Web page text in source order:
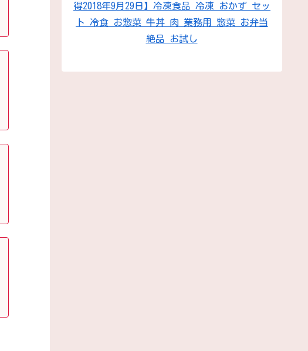
得2018年9月29日】冷凍食品 冷凍 おかず セッ
ト 冷食 お惣菜 牛丼 肉 業務用 惣菜 お弁当
絶品 お試し